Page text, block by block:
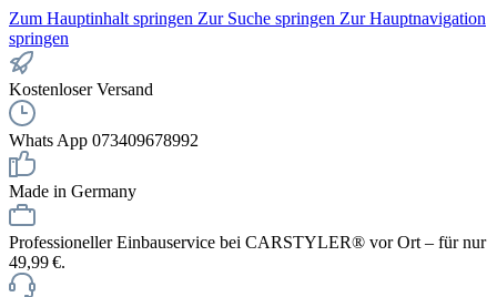
Zum Hauptinhalt springen Zur Suche springen Zur Hauptnavigation
springen
Kostenloser Versand
Whats App 073409678992
Made in Germany
Professioneller Einbauservice bei CARSTYLER® vor Ort – für nur
49,99 €.